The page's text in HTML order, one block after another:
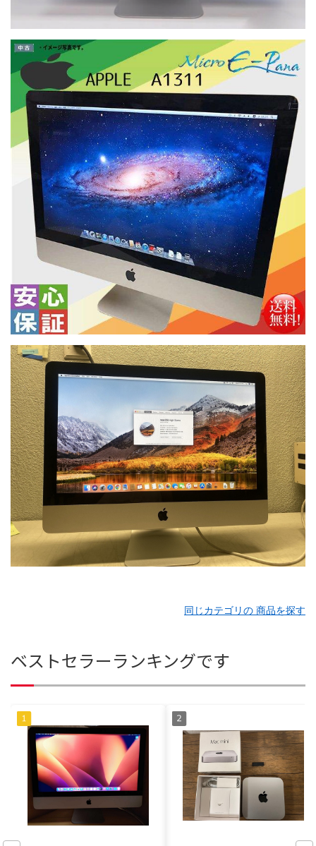
同じカテゴリの 商品を探す
ベストセラーランキングです